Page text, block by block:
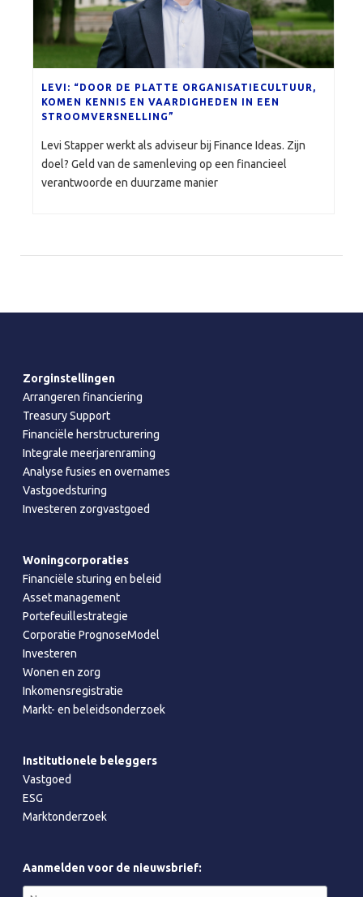
LEVI: “DOOR DE PLATTE ORGANISATIECULTUUR,
KOMEN KENNIS EN VAARDIGHEDEN IN EEN
STROOMVERSNELLING”
Levi Stapper werkt als adviseur bij Finance Ideas. Zijn
doel? Geld van de samenleving op een financieel
verantwoorde en duurzame manier
Zorginstellingen
Arrangeren financiering
Treasury Support
Financiële herstructurering
Integrale meerjarenraming
Analyse fusies en overnames
Vastgoedsturing
Investeren zorgvastgoed
Woningcorporaties
Financiële sturing en beleid
Asset management
Portefeuillestrategie
Corporatie PrognoseModel
Investeren
Wonen en zorg
Inkomensregistratie
Markt- en beleidsonderzoek
Institutionele beleggers
Vastgoed
ESG
Marktonderzoek
Aanmelden voor de nieuwsbrief: